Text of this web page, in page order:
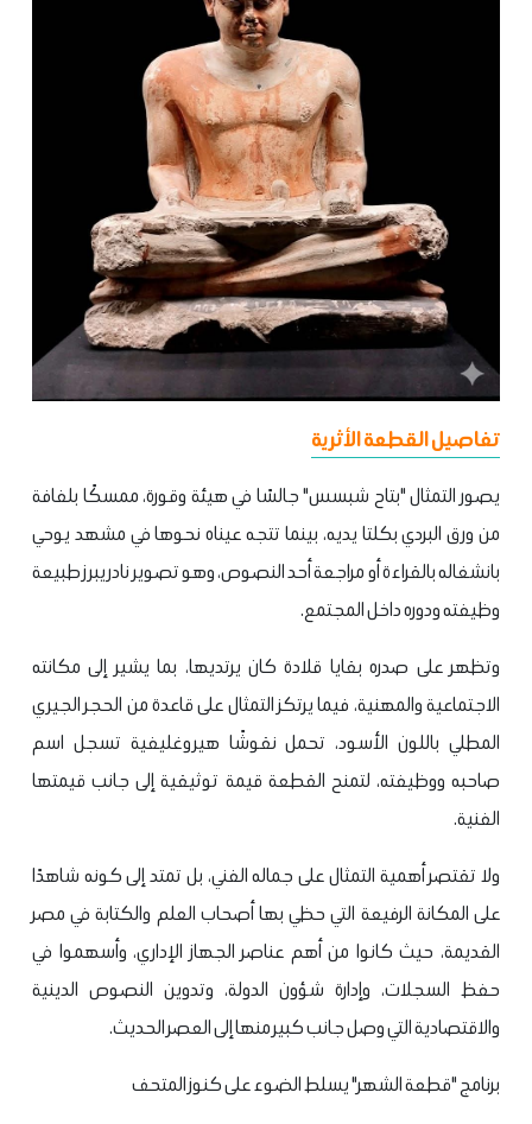
تفاصيل القطعة الأثرية
يصور التمثال "بتاح شبسس" جالسًا في هيئة وقورة، ممسكًا بلفافة
من ورق البردي بكلتا يديه، بينما تتجه عيناه نحوها في مشهد يوحي
بانشغاله بالقراءة أو مراجعة أحد النصوص، وهو تصوير نادر يبرز طبيعة
وظيفته ودوره داخل المجتمع.
وتظهر على صدره بقايا قلادة كان يرتديها، بما يشير إلى مكانته
الاجتماعية والمهنية، فيما يرتكز التمثال على قاعدة من الحجر الجيري
المطلي باللون الأسود، تحمل نقوشًا هيروغليفية تسجل اسم
صاحبه ووظيفته، لتمنح القطعة قيمة توثيقية إلى جانب قيمتها
الفنية.
ولا تقتصر أهمية التمثال على جماله الفني، بل تمتد إلى كونه شاهدًا
على المكانة الرفيعة التي حظي بها أصحاب العلم والكتابة في مصر
القديمة، حيث كانوا من أهم عناصر الجهاز الإداري، وأسهموا في
حفظ السجلات، وإدارة شؤون الدولة، وتدوين النصوص الدينية
والاقتصادية التي وصل جانب كبير منها إلى العصر الحديث.
برنامج "قطعة الشهر" يسلط الضوء على كنوز المتحف